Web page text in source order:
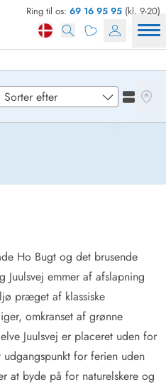
Ring til os: 69 16 95 95 (kl. 9-20)
Juulsvej
Ho Bugt og det brusende
Juulsvej emmer af afslapning
præget af klassiske
omkranset af grønne
Juulsvej er placeret uden for
for ferien uden
at byde på for naturelskere og
Se